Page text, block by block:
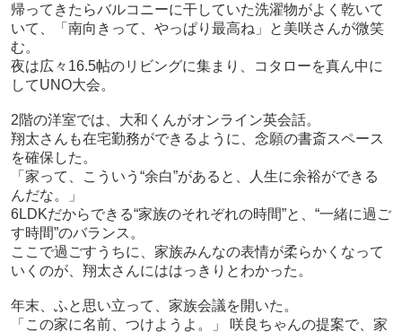
帰ってきたらバルコニーに干していた洗濯物がよく乾いて
いて、「南向きって、やっぱり最高ね」と美咲さんが微笑
む。
夜は広々16.5帖のリビングに集まり、コタローを真ん中に
してUNO大会。
2階の洋室では、大和くんがオンライン英会話。
翔太さんも在宅勤務ができるように、念願の書斎スペース
を確保した。
「家って、こういう“余白”があると、人生に余裕ができる
んだな。」
6LDKだからできる“家族のそれぞれの時間”と、“一緒に過ご
す時間”のバランス。
ここで過ごすうちに、家族みんなの表情が柔らかくなって
いくのが、翔太さんにははっきりとわかった。
年末、ふと思い立って、家族会議を開いた。
「この家に名前、つけようよ。」 咲良ちゃんの提案で、家